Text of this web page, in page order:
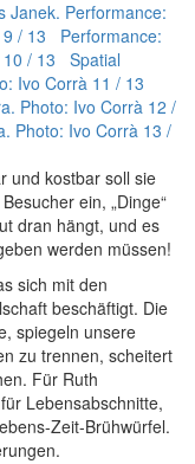
Performance:
9 / 13 Performance:
10 / 13 Spatial
Ivo Corrà 11 / 13
Photo: Ivo Corrà 12 /
Photo: Ivo Corrà 13 /
und kostbar soll sie
ein, „Dinge“
dran hängt, und es
werden müssen!
sich mit den
beschäftigt. Die
spiegeln unsere
zu trennen, scheitert
Für Ruth
Lebensabschnitte,
Zeit-Brühwürfel.